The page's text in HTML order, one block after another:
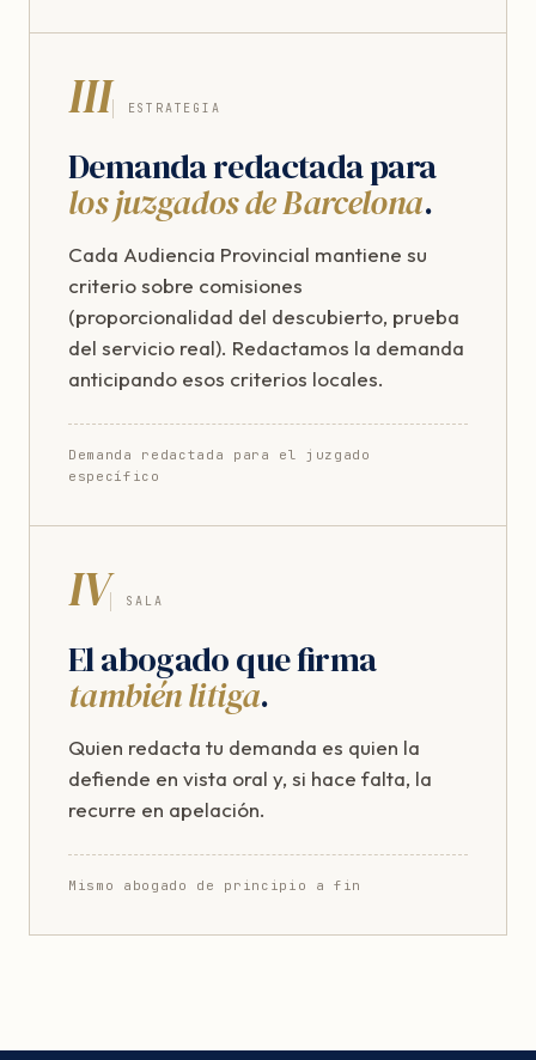
III ESTRATEGIA
Demanda redactada para
los juzgados de Barcelona.
Cada Audiencia Provincial mantiene su
criterio sobre comisiones
(proporcionalidad del descubierto, prueba
del servicio real). Redactamos la demanda
anticipando esos criterios locales.
Demanda redactada para el juzgado
específico
IV SALA
El abogado que firma
también litiga.
Quien redacta tu demanda es quien la
defiende en vista oral y, si hace falta, la
recurre en apelación.
Mismo abogado de principio a fin